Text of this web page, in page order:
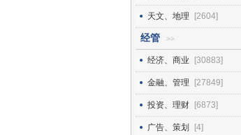
天文、地理 [2604]
经管 >>
经济、商业 [30883]
金融、管理 [27849]
投资、理财 [6873]
广告、策划 [4]